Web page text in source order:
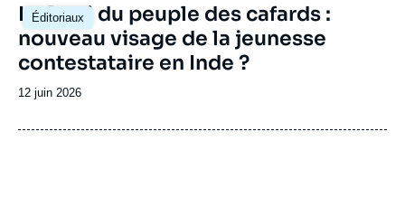
Éditoriaux
Image
principale
Le Parti du peuple des cafards :
nouveau visage de la jeunesse
contestataire en Inde ?
Date
publication
12 juin 2026